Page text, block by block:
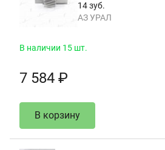
14 зуб.
АЗ УРАЛ
В наличии 15 шт.
7 584 ₽
В корзину